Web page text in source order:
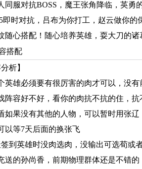
同服对抗BOSS，魔王张角降临，英勇
即时对抗，吕布为你打工，赵云做你的
随心搭配！随心培养英雄，耍大刀的诸
搭配
析】
英雄必须要有很厉害的肉才可以，没
阵容好不好，看你的肉抗不抗的住，抗
如果没有其他的人物，可以暂时用张
以等7天后面的换张飞
签到英雄时没肉选肉，没输出可选荀或
送的孙尚香，前期物理群体还是不错的